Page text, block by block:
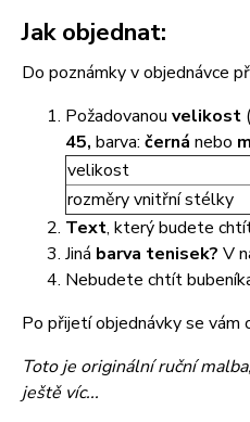
Jak objednat:
Do poznámky v objednávce
Požadovanou velikost
45, barva: černá nebo
velikost
rozměry vnitřní stélky
Text, který budete
Jiná barva tenisek? V
Nebudete chtít
Po přijetí objednávky se vám
Toto je originální ruční
ještě víc...